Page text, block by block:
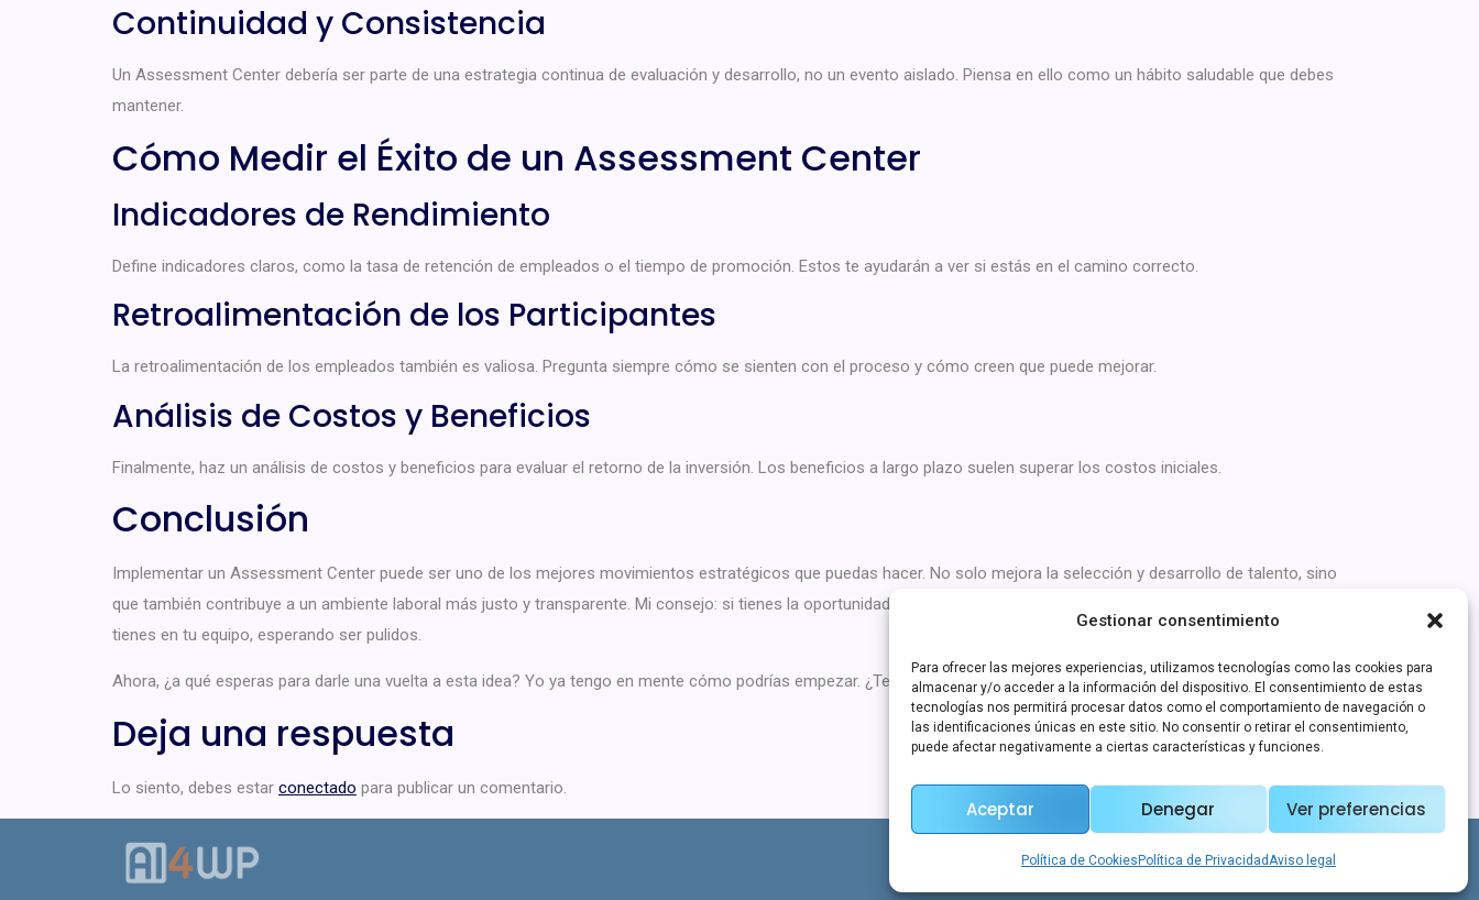
Gestionar consentimiento
Para ofrecer las mejores experiencias, utilizamos tecnologías como las cookies para
almacenar y/o acceder a la información del dispositivo. El consentimiento de estas
tecnologías nos permitirá procesar datos como el comportamiento de navegación o
las identificaciones únicas en este sitio. No consentir o retirar el consentimiento,
puede afectar negativamente a ciertas características y funciones.
Aceptar Denegar Ver preferencias
Política de Cookies Política de PrivacidadAviso legal
Continuidad y Consistencia
Un Assessment Center debería ser parte de una estrategia continua de evaluación y desarrollo, no un evento aislado. Piensa en ello como un hábito saludable que debes
mantener.
Cómo Medir el Éxito de un Assessment Center
Indicadores de Rendimiento
Define indicadores claros, como la tasa de retención de empleados o el tiempo de promoción. Estos te ayudarán a ver si estás en el camino correcto.
Retroalimentación de los Participantes
La retroalimentación de los empleados también es valiosa. Pregunta siempre cómo se sienten con el proceso y cómo creen que puede mejorar.
Análisis de Costos y Beneficios
Finalmente, haz un análisis de costos y beneficios para evaluar el retorno de la inversión. Los beneficios a largo plazo suelen superar los costos iniciales.
Conclusión
Implementar un Assessment Center puede ser uno de los mejores movimientos estratégicos que puedas hacer. No solo mejora la selección y desarrollo de talento, sino
que también contribuye a un ambiente laboral más justo y transparente. Mi consejo: si tienes la oportunidad, inténtalo. Puede que te sorprenda cuántos diamantes en bruto
tienes en tu equipo, esperando ser pulidos.
Ahora, ¿a qué esperas para darle una vuelta a esta idea? Yo ya tengo en mente cómo podrías empezar. ¿Te animas?
Deja una respuesta
Lo siento, debes estar conectado para publicar un comentario.
AI4work es un servicio de Origamisoft, S.L.